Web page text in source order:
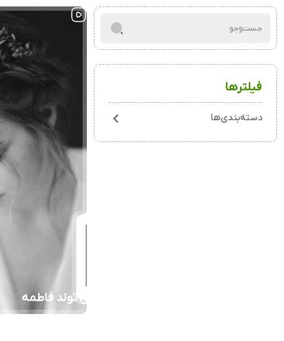
جست‌و‌جو
فیلترها
دسته‌بندی‌ها
جشن تولد فاطمه